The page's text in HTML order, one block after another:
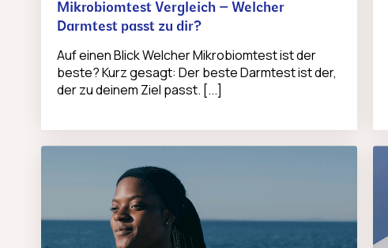
Mikrobiomtest Vergleich – Welcher
Darmtest passt zu dir?
Auf einen Blick Welcher Mikrobiomtest ist der
beste? Kurz gesagt: Der beste Darmtest ist der,
der zu deinem Ziel passt. [...]